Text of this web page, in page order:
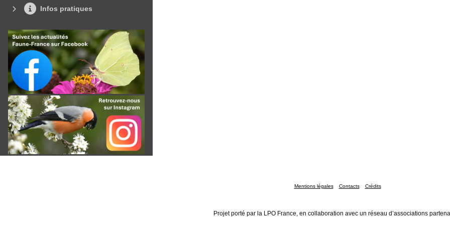
Infos pratiques
Mentions légales Contacts Crédits
Projet porté par la LPO France, en collaboration avec un réseau d’associations